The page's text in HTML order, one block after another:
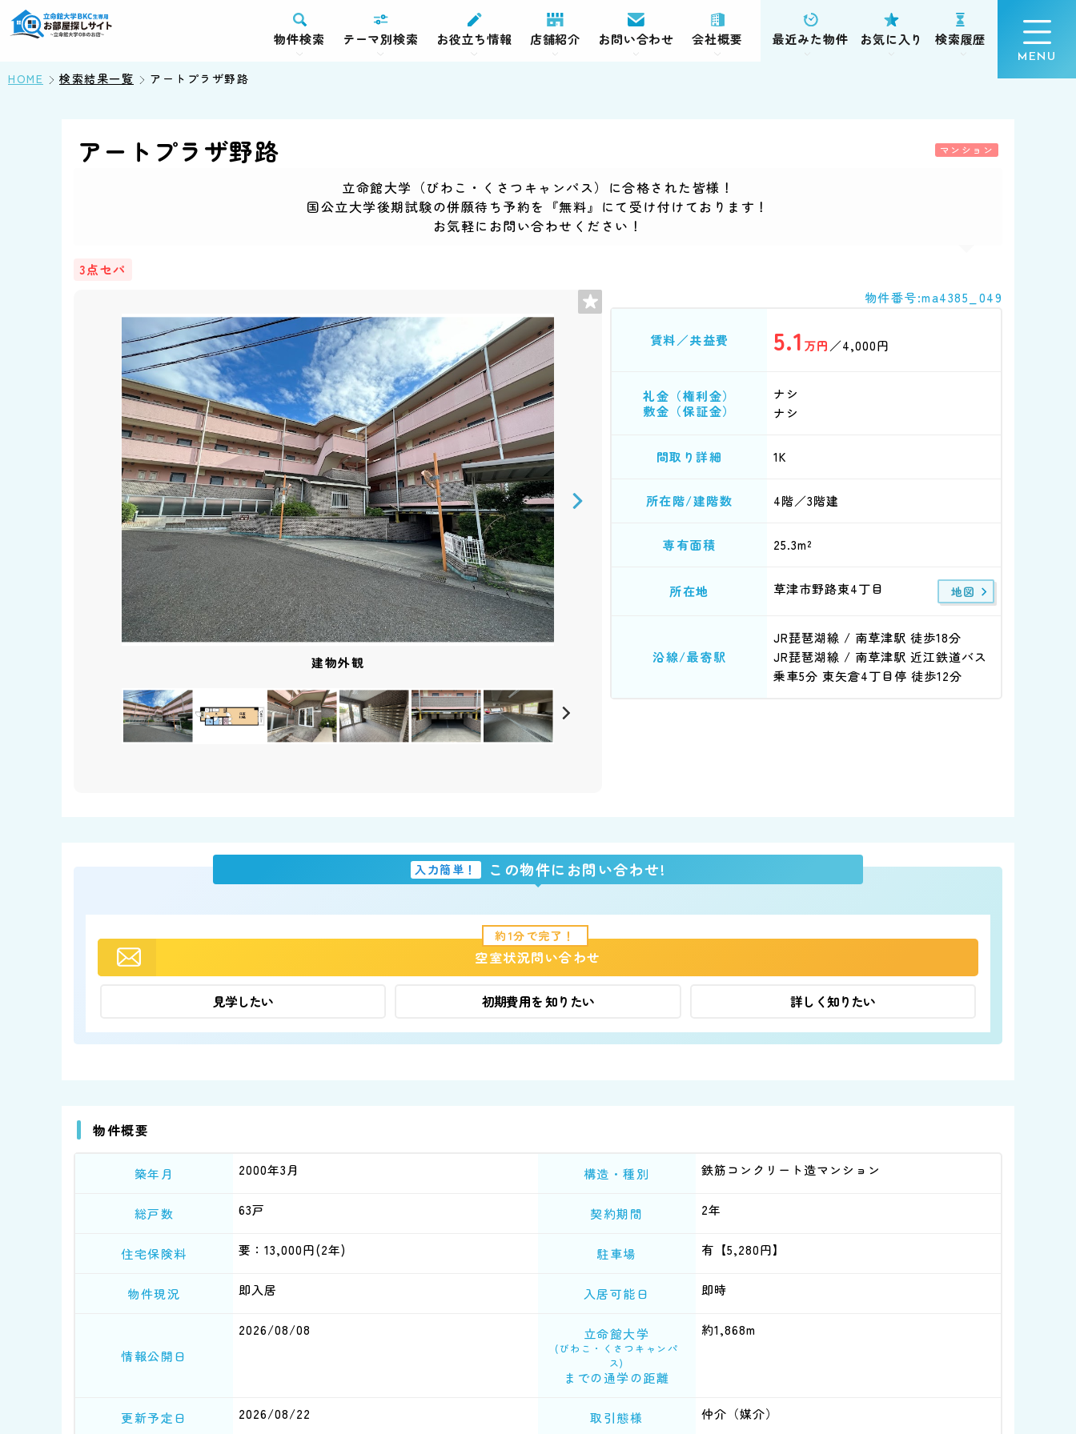
物件検索 テーマ別検索 お役立ち情報 店舗紹介 お問い合わせ 会社概要 最近みた物件 お気に入り 検索履歴
HOME 検索結果一覧 アートプラザ野路
アートプラザ野路 マンション
立命館大学（びわこ・くさつキャンパス）に合格された皆様！
国公立大学後期試験の併願待ち予約を『無料』にて受け付けております！
お気軽にお問い合わせください！
3点セパ
建物外観
エントランス
エントランス
駐車場
駐車場
その他共用部分
その他共用部分
その他共用部分
その他共用部分
その他
居室・リビング
居室・リビング
キッチン
バス
トイレ
洗面所
玄関
その他部屋・スペース
その他設備
収納
その他設備
その他設備
その他設備
その他設備
バルコニー
物件番号:ma4385_049
賃料／共益費 5.1 万円 ／4,000円
礼金（権利金）
敷金（保証金）
ナシ
ナシ
間取り詳細 1K
所在階/建階数 4階／3階建
専有面積 25.3m²
所在地 草津市野路東4丁目 地図
沿線/最寄駅
JR琵琶湖線 / 南草津駅 徒歩18分
JR琵琶湖線 / 南草津駅 近江鉄道バス
乗車5分 東矢倉4丁目停 徒歩12分
入力簡単！ この物件にお問い合わせ!
約1分で完了！
空室状況問い合わせ
見学したい 初期費用を知りたい 詳しく知りたい
物件概要
築年月 2000年3月 構造・種別 鉄筋コンクリート造マンション
総戸数 63戸 契約期間 2年
住宅保険料 要：13,000円(2年) 駐車場 有【5,280円】
物件現況 即入居 入居可能日 即時
情報公開日
2026/08/08 立命館大学
(びわこ・ くさつキャンパ
ス)
までの通学の距離
約1,868m
更新予定日 2026/08/22 取引態様 仲介（媒介）